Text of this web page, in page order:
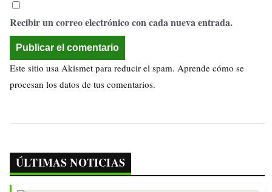
Recibir un correo electrónico con cada nueva entrada.
Este sitio usa Akismet para reducir el spam. Aprende cómo se
procesan los datos de tus comentarios.
ÚLTIMAS NOTICIAS